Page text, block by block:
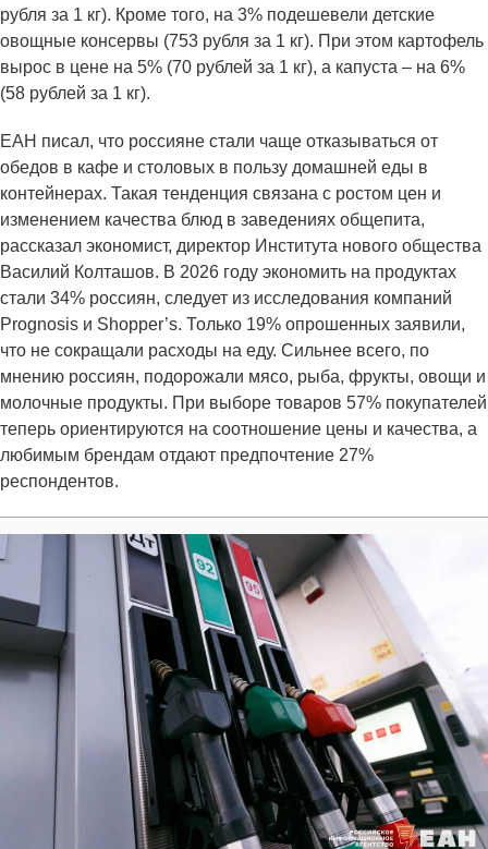
рубля за 1 кг). Кроме того, на 3% подешевели детские
овощные консервы (753 рубля за 1 кг). При этом картофель
вырос в цене на 5% (70 рублей за 1 кг), а капуста – на 6%
(58 рублей за 1 кг).
ЕАН писал, что россияне стали чаще отказываться от
обедов в кафе и столовых в пользу домашней еды в
контейнерах. Такая тенденция связана с ростом цен и
изменением качества блюд в заведениях общепита,
рассказал экономист, директор Института нового общества
Василий Колташов. В 2026 году экономить на продуктах
стали 34% россиян, следует из исследования компаний
Prognosis и Shopper’s. Только 19% опрошенных заявили,
что не сокращали расходы на еду. Сильнее всего, по
мнению россиян, подорожали мясо, рыба, фрукты, овощи и
молочные продукты. При выборе товаров 57% покупателей
теперь ориентируются на соотношение цены и качества, а
любимым брендам отдают предпочтение 27%
респондентов.